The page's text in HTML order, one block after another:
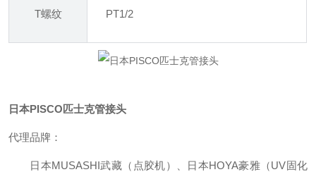
T螺纹
PT1/2
日本PISCO匹士克管接头
代理品牌：
日本MUSASHI武藏（点胶机）、日本HOYA豪雅（UV固化